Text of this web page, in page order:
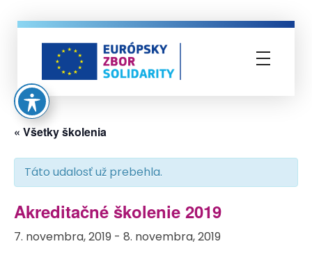
« Všetky školenia
Táto udalosť už prebehla.
Akreditačné školenie 2019
7. novembra, 2019 - 8. novembra, 2019